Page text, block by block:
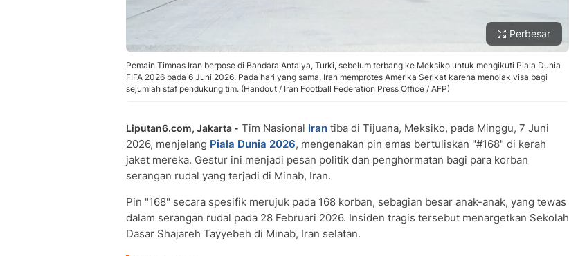
Perbesar
Pemain Timnas Iran berpose di Bandara Antalya, Turki, sebelum terbang ke Meksiko untuk mengikuti Piala Dunia
FIFA 2026 pada 6 Juni 2026. Pada hari yang sama, Iran memprotes Amerika Serikat karena menolak visa bagi
sejumlah staf pendukung tim. (Handout / Iran Football Federation Press Office / AFP)
Liputan6.com, Jakarta - Tim Nasional Iran tiba di Tijuana, Meksiko, pada Minggu, 7 Juni
2026, menjelang Piala Dunia 2026, mengenakan pin emas bertuliskan "#168" di kerah
jaket mereka. Gestur ini menjadi pesan politik dan penghormatan bagi para korban
serangan rudal yang terjadi di Minab, Iran.
Pin "168" secara spesifik merujuk pada 168 korban, sebagian besar anak-anak, yang tewas
dalam serangan rudal pada 28 Februari 2026. Insiden tragis tersebut menargetkan Sekolah
Dasar Shajareh Tayyebeh di Minab, Iran selatan.